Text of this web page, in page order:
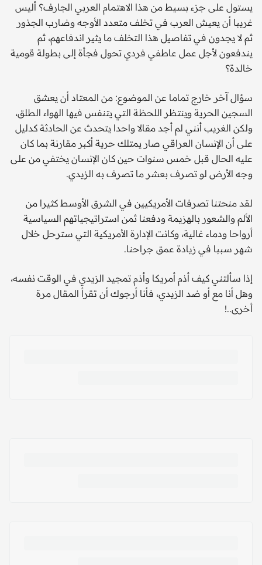
يستول على جزء بسيط من هذا الاهتمام العربي الجارف؟ أليس
غريبا أن يعيش العرب في تخلف متعدد الأوجه وضارب الجذور
ثم لا يجدون في تفاصيل هذا التخلف ما يثير اندفاعهم، ثم
يندفعون لأجل عمل عاطفي فردي تحول فجأة إلى بطولة قومية
خالدة؟
سؤال آخر خارج تماما عن الموضوع: من المعتاد أن يعشق
السجين الحرية وينتظر اللحظة التي يتنفس فيها الهواء الطلق،
ولكن الغريب أنني لم أجد مقالا واحدا يتحدث عن الحادثة كدليل
على أن الإنسان العراقي صار يمتلك حرية أكبر مقارنة بما كان
عليه الحال قبل خمس سنوات حين كان الإنسان يختفي من على
وجه الأرض لو تصرف بعشر ما تصرف به الزيدي.
لقد منحتنا تصرفات الأمريكيين في الشرق الأوسط كثيرا من
الألم والشعور بالهزيمة ودفعنا ثمن استراتيجياتهم السياسية
أرواحا ودماء غالية، وكانت الإدارة الأمريكية التي سترحل خلال
شهر سببا في زيادة عمق جراحنا.
إذا سألتني كيف أذم أمريكا وأذم تمجيد الزيدي في الوقت نفسه،
وهل أنا مع أو ضد الزيدي، فأنا أرجوك أن تقرأ المقال مرة
أخرى..!